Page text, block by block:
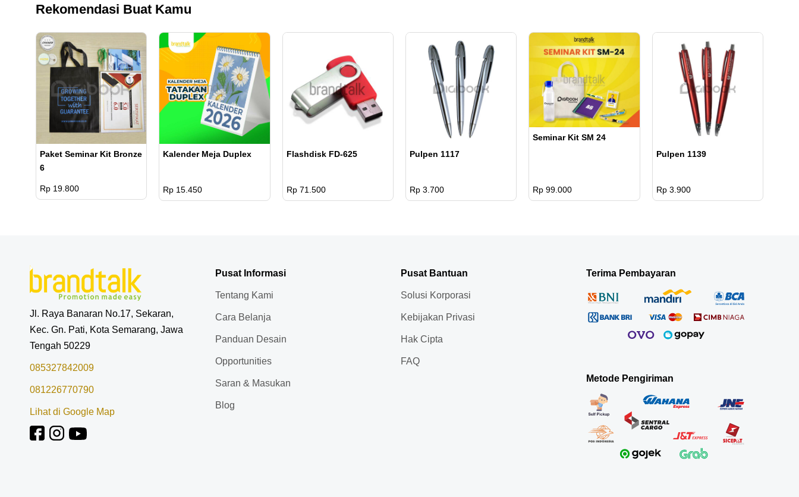
Rekomendasi Buat Kamu
Paket Seminar Kit Bronze
6
Rp 19.800
Kalender Meja Duplex
Rp 15.450
Flashdisk FD-625
Rp 71.500
Pulpen 1117
Rp 3.700
Seminar Kit SM 24
Rp 99.000
Pulpen 1139
Rp 3.900
Jl. Raya Banaran No.17, Sekaran,
Kec. Gn. Pati, Kota Semarang, Jawa
Tengah 50229
085327842009
081226770790
Lihat di Google Map
Pusat Informasi
Tentang Kami
Cara Belanja
Panduan Desain
Opportunities
Saran & Masukan
Blog
Pusat Bantuan
Solusi Korporasi
Kebijakan Privasi
Hak Cipta
FAQ
Terima Pembayaran
Metode Pengiriman